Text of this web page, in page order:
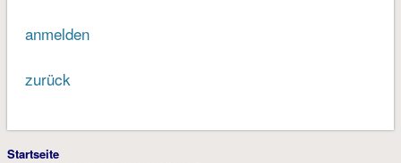
anmelden
zurück
Startseite